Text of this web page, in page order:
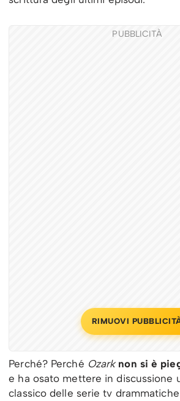
PUBBLICITÀ
RIMUOVI
Perché? Perché Ozark non si è
e ha osato mettere in discussione
classico delle serie tv